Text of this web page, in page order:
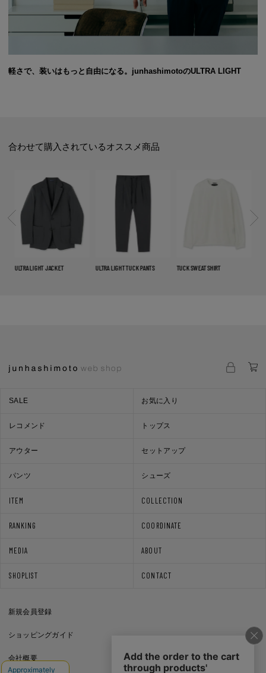
軽さで、装いはもっと自由になる。junhashimotoのULTRA LIGHT
合わせて購入されているオススメ商品
ULTRA LIGHT JACKET ULTRA LIGHT TUCK PANTS TUCK SWEAT SHIRT
ITEM COLLECTION
RANKING COORDINATE
MEDIA ABOUT
SHOPLIST CONTACT
SALE お気に入り
レコメンド トップス
アウター セットアップ
パンツ シューズ
新規会員登録
ショッピングガイド
会社概要